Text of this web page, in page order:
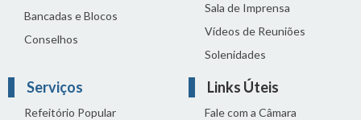
Bancadas e Blocos
Conselhos
Sala de Imprensa
Vídeos de Reuniões
Solenidades
Serviços
Refeitório Popular
Links Úteis
Fale com a Câmara